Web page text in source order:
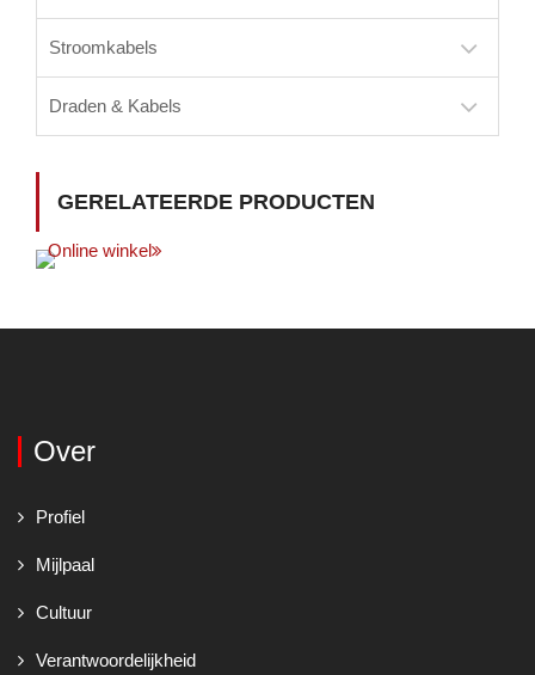
Stroomkabels
Draden & Kabels
GERELATEERDE PRODUCTEN
Online winkel
Over
Profiel
Mijlpaal
Cultuur
Verantwoordelijkheid